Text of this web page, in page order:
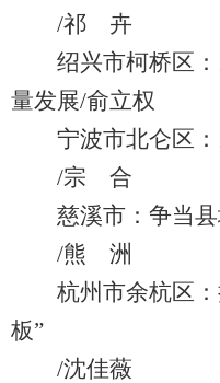
/祁 卉
绍兴市柯桥区：
量发展/俞立权
宁波市北仑区：
/宗 合
慈溪市：争当县
/熊 洲
杭州市余杭区：
板”
/沈佳薇